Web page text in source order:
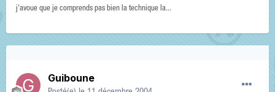
j'avoue que je comprends pas bien la technique la...
Guiboune